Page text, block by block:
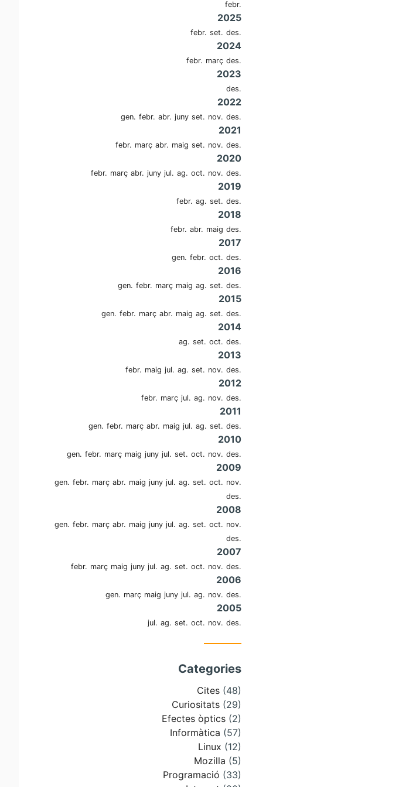
febr.
2025
febr. set. des.
2024
febr. març des.
2023
des.
2022
gen. febr. abr. juny set. nov. des.
2021
febr. març abr. maig set. nov. des.
2020
febr. març abr. juny jul. ag. oct. nov. des.
2019
febr. ag. set. des.
2018
febr. abr. maig des.
2017
gen. febr. oct. des.
2016
gen. febr. març maig ag. set. des.
2015
gen. febr. març abr. maig ag. set. des.
2014
ag. set. oct. des.
2013
febr. maig jul. ag. set. nov. des.
2012
febr. març jul. ag. nov. des.
2011
gen. febr. març abr. maig jul. ag. set. des.
2010
gen. febr. març maig juny jul. set. oct. nov. des.
2009
gen. febr. març abr. maig juny jul. ag. set. oct. nov.
des.
2008
gen. febr. març abr. maig juny jul. ag. set. oct. nov.
des.
2007
febr. març maig juny jul. ag. set. oct. nov. des.
2006
gen. març maig juny jul. ag. nov. des.
2005
jul. ag. set. oct. nov. des.
Categories
Cites (48)
Curiositats (29)
Efectes òptics (2)
Informàtica (57)
Linux (12)
Mozilla (5)
Programació (33)